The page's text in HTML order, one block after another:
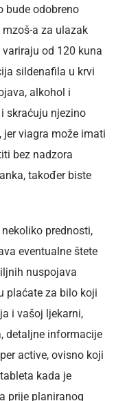
bude odobreno
a za ulazak
od 120 kuna
sildenafila u krvi
alkohol i
skraćuju njezino
viagra može imati
bez nadzora
također biste
prednosti,
eventualne štete
nuspojava
plaćate za bilo koji
i vašoj ljekarni,
detaljne informacije
active, ovisno koji
kada je
prije planiranog